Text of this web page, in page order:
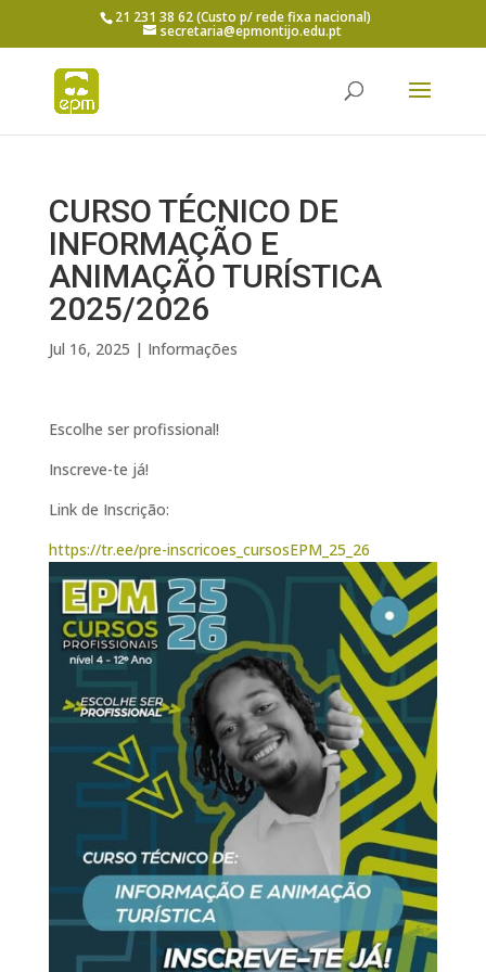
21 231 38 62 (Custo p/ rede fixa nacional)
secretaria@epmontijo.edu.pt
CURSO TÉCNICO DE
INFORMAÇÃO E
ANIMAÇÃO TURÍSTICA
2025/2026
Jul 16, 2025 | Informações
Escolhe ser profissional!
Inscreve-te já!
Link de Inscrição:
https://tr.ee/pre-inscricoes_cursosEPM_25_26